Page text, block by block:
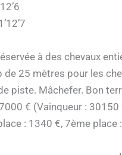
à des chevaux
de 25 mètres pour les
piste. Mâchefer. Bon
€ (Vainqueur :
: 1340 €, 7ème place